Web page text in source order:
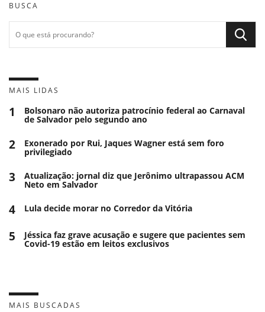
BUSCA
MAIS LIDAS
1 Bolsonaro não autoriza patrocínio federal ao Carnaval
de Salvador pelo segundo ano
2 Exonerado por Rui, Jaques Wagner está sem foro
privilegiado
3 Atualização: jornal diz que Jerônimo ultrapassou ACM
Neto em Salvador
4 Lula decide morar no Corredor da Vitória
5 Jéssica faz grave acusação e sugere que pacientes sem
Covid-19 estão em leitos exclusivos
MAIS BUSCADAS